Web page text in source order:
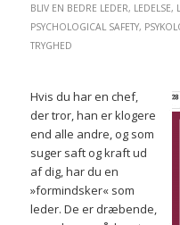
BLIV EN BEDRE LEDER, LEDELSE,
PSYCHOLOGICAL SAFETY,
TRYGHED
Hvis du har en chef,
der tror, han er klogere
end alle andre, og som
suger saft og kraft ud
af dig, har du en
»formindsker« som
leder. De er dræbende,